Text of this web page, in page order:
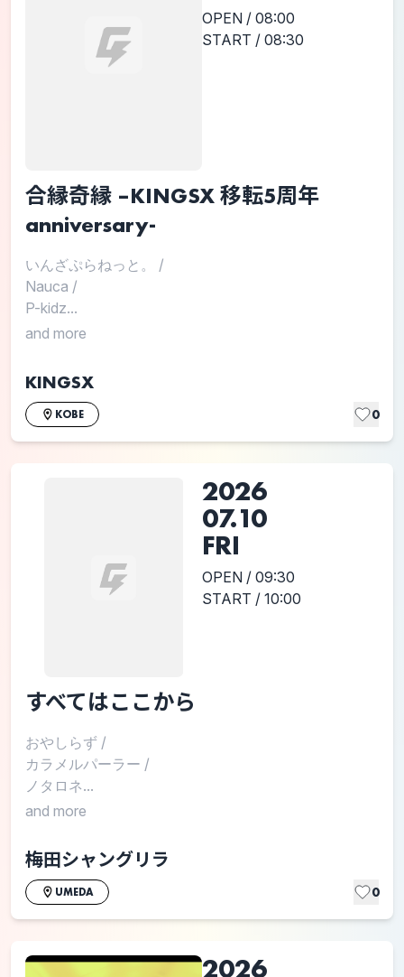
OPEN / 08:00
START / 08:30
合縁奇縁 –KINGSX 移転5周年
anniversary-
いんざぷらねっと。 /
Nauca /
P-kidz...
and more
KINGSX
KOBE 0
2026
07.10
FRI
OPEN / 09:30
START / 10:00
すべてはここから
おやしらず /
カラメルパーラー /
ノタロネ...
and more
梅田シャングリラ
UMEDA 0
2026